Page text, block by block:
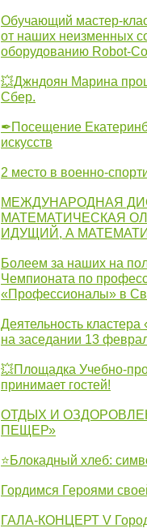
Обучающий мастер-
от наших неизменных
оборудованию Robot-
💥Джндоян Марина
Сбер.
✒Посещение
искусств
2 место в военно-
МЕЖДУНАРОДНАЯ
МАТЕМАТИЧЕСКАЯ
ИДУЩИЙ, А
Болеем за наших на
Чемпионата по
«Профессионалы» в
Деятельность
на заседании 13
💥Площадка Учебно-
принимает гостей!
ОТДЫХ И
ПЕЩЕР»
⭐Блокадный хлеб:
Гордимся Героями
ГАЛА-КОНЦЕРТ V